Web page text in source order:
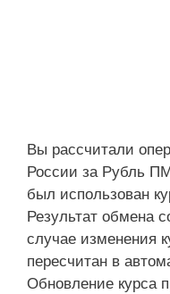
Вы рассчитали
России за Рубль
был использован
Результат обмена
случае изменения
пересчитан в
Обновление курса